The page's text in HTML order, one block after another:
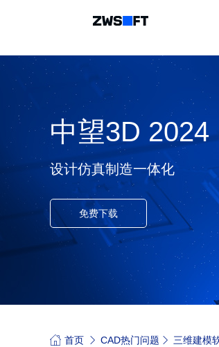
中望3D 2024
设计仿真制造一体化
免费下载
首页 CAD热门问题 三维建模